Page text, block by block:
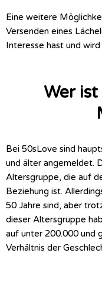
Eine weitere
Versenden eines
Interesse hast und
Wer
Bei 50sLove sind
und älter angemeldet.
Altersgruppe, die auf
Beziehung ist.
50 Jahre sind, aber
dieser Altersgruppe
auf unter 200.000 und
Verhältnis der